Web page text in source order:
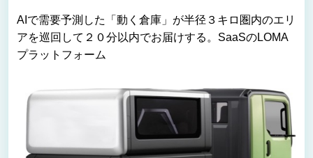
パートナー企業様ログイン
AIで需要予測した「動く倉庫」が半径３キロ圏内のエリ
アを巡回して２０分以内でお届けする。SaaSのLOMA
プラットフォーム